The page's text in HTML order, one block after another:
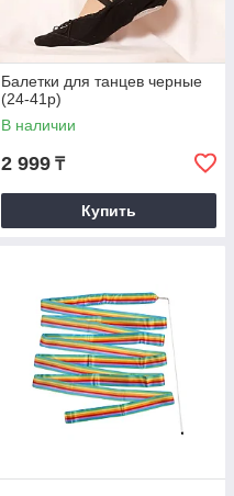
Балетки для танцев черные
(24-41р)
В наличии
2 999 ₸
Купить